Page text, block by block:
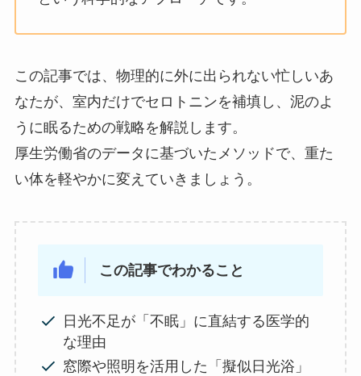
この記事では、物理的に外に出られない忙しいあ
なたが、室内だけでセロトニンを補填し、泥のよ
うに眠るための戦略を解説します。
厚生労働省のデータに基づいたメソッドで、重た
い体を軽やかに変えていきましょう。
この記事でわかること
日光不足が「不眠」に直結する医学的
な理由
窓際や照明を活用した「擬似日光浴」